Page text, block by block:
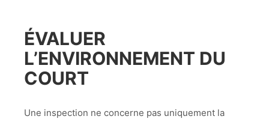
ÉVALUER
L’ENVIRONNEMENT DU
COURT
Une inspection ne concerne pas uniquement la